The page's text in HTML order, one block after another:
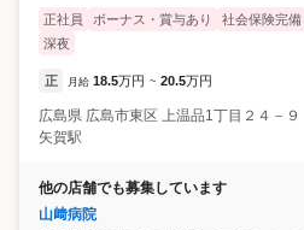
正社員 ボーナス・賞与あり 社会保険完備
深夜
正 月給 18.5万円 ~ 20.5万円
広島県 広島市東区 上温品1丁目２４－９
矢賀駅
他の店舗でも募集しています
山﨑病院